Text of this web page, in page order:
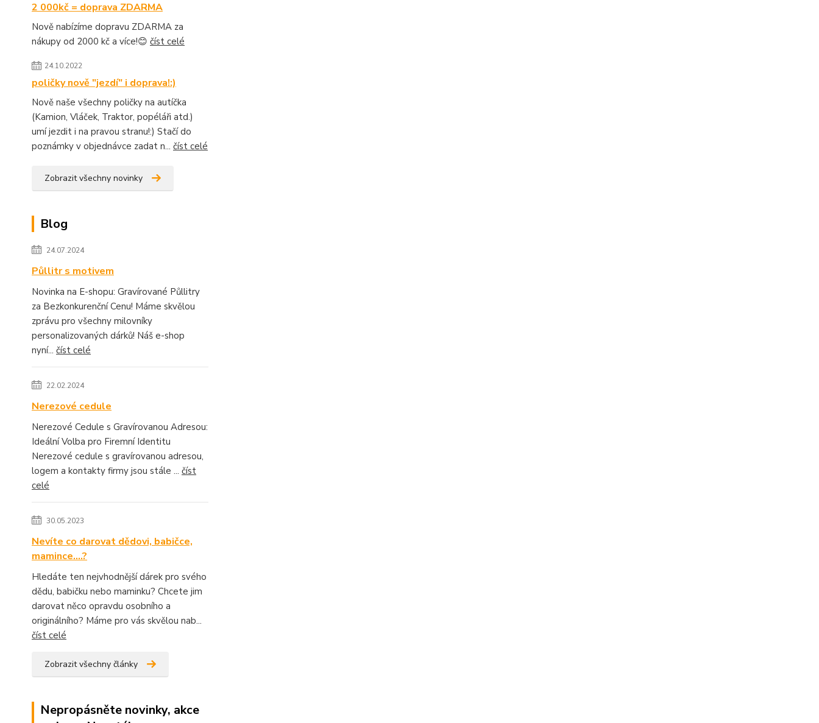
2 000kč = doprava ZDARMA
Nově nabízíme dopravu ZDARMA za
nákupy od 2000 kč a více!😊 číst celé
24.10.2022
poličky nově "jezdí" i doprava!:)
Nově naše všechny poličky na autíčka
(Kamion, Vláček, Traktor, popéláři atd.)
umí jezdit i na pravou stranu!:) Stačí do
poznámky v objednávce zadat n... číst celé
Zobrazit všechny novinky
Blog
24.07.2024
Půllitr s motivem
Novinka na E-shopu: Gravírované Půllitry
za Bezkonkurenční Cenu! Máme skvělou
zprávu pro všechny milovníky
personalizovaných dárků! Náš e-shop
nyní... číst celé
22.02.2024
Nerezové cedule
Nerezové Cedule s Gravírovanou Adresou:
Ideální Volba pro Firemní Identitu
Nerezové cedule s gravírovanou adresou,
logem a kontakty firmy jsou stále ... číst
celé
30.05.2023
Nevíte co darovat dědovi, babičce,
mamince....?
Hledáte ten nejvhodnější dárek pro svého
dědu, babičku nebo maminku? Chcete jim
darovat něco opravdu osobního a
originálního? Máme pro vás skvělou nab...
číst celé
Zobrazit všechny články
Nepropásněte novinky, akce